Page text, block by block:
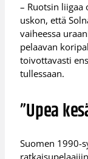
– Ruotsin
uskon, että
vaiheessa
pelaavan
toivottavasti
tullessaan.
”Upea
Suomen 1990-